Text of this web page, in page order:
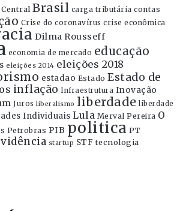
Brasil carga tributária contas
Crise do coronavírus crise econômica
Dilma Rousseff
economia de mercado educação
eleições 2014 eleições 2018
estadao Estado Estado de
inflação Infraestrutura Inovação
Juros liberalismo liberdade liberdade
Individuais Lula Merval Pereira O
Petrobras PIB politica PT
startup STF tecnologia